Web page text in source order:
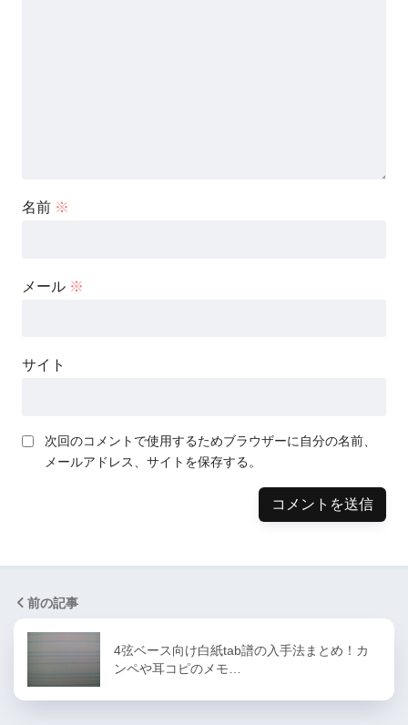
名前 ※
メール ※
サイト
次回のコメントで使用するためブラウザーに自分の名前、
メールアドレス、サイトを保存する。
前の記事
4弦ベース向け白紙tab譜の入手法まとめ！カ
ンペや耳コピのメモ…